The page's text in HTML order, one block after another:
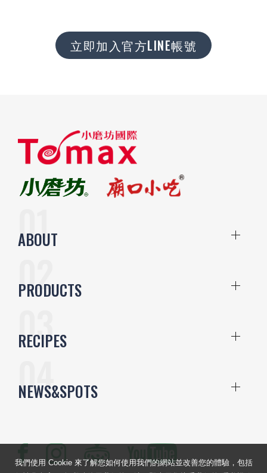
立即加入官方LINE帳號
ABOUT
PRODUCTS
RECIPES
NEWS&SPOTS
我們使用 Cookie 來了解您如何使用我們的網站並改善您的體驗，包括